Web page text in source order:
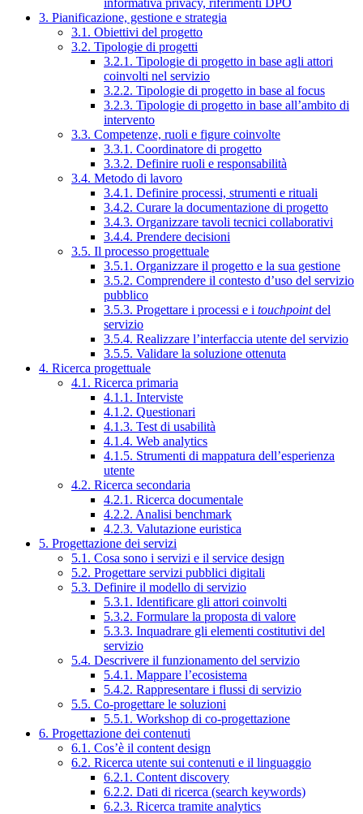
informativa privacy, riferimenti DPO
3. Pianificazione, gestione e strategia
3.1. Obiettivi del progetto
3.2. Tipologie di progetti
3.2.1. Tipologie di progetto in base agli attori
coinvolti nel servizio
3.2.2. Tipologie di progetto in base al focus
3.2.3. Tipologie di progetto in base all’ambito di
intervento
3.3. Competenze, ruoli e figure coinvolte
3.3.1. Coordinatore di progetto
3.3.2. Definire ruoli e responsabilità
3.4. Metodo di lavoro
3.4.1. Definire processi, strumenti e rituali
3.4.2. Curare la documentazione di progetto
3.4.3. Organizzare tavoli tecnici collaborativi
3.4.4. Prendere decisioni
3.5. Il processo progettuale
3.5.1. Organizzare il progetto e la sua gestione
3.5.2. Comprendere il contesto d’uso del servizio
pubblico
3.5.3. Progettare i processi e i touchpointdel
servizio
3.5.4. Realizzare l’interfaccia utente del servizio
3.5.5. Validare la soluzione ottenuta
4. Ricerca progettuale
4.1. Ricerca primaria
4.1.1. Interviste
4.1.2. Questionari
4.1.3. Test di usabilità
4.1.4. Web analytics
4.1.5. Strumenti di mappatura dell’esperienza
utente
4.2. Ricerca secondaria
4.2.1. Ricerca documentale
4.2.2. Analisi benchmark
4.2.3. Valutazione euristica
5. Progettazione dei servizi
5.1. Cosa sono i servizi e il service design
5.2. Progettare servizi pubblici digitali
5.3. Definire il modello di servizio
5.3.1. Identificare gli attori coinvolti
5.3.2. Formulare la proposta di valore
5.3.3. Inquadrare gli elementi costitutivi del
servizio
5.4. Descrivere il funzionamento del servizio
5.4.1. Mappare l’ecosistema
5.4.2. Rappresentare i flussi di servizio
5.5. Co-progettare le soluzioni
5.5.1. Workshop di co-progettazione
6. Progettazione dei contenuti
6.1. Cos’è il content design
6.2. Ricerca utente sui contenuti e il linguaggio
6.2.1. Content discovery
6.2.2. Dati di ricerca (search keywords)
6.2.3. Ricerca tramite analytics